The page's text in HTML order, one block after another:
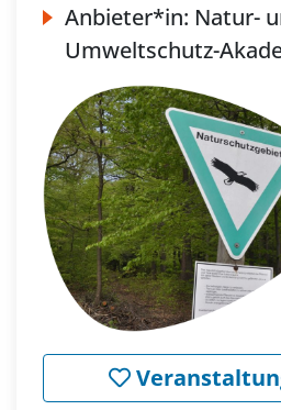
Anbieter*in: Natur-
Umweltschutz-